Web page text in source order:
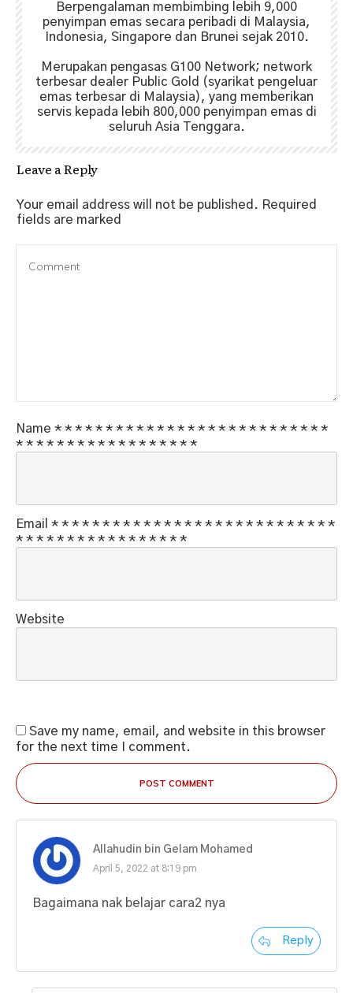
Berpengalaman membimbing lebih 9,000
penyimpan emas secara peribadi di Malaysia,
Indonesia, Singapore dan Brunei sejak 2010.
Merupakan pengasas G100 Network; network
terbesar dealer Public Gold (syarikat pengeluar
emas terbesar di Malaysia), yang memberikan
servis kepada lebih 800,000 penyimpan emas di
seluruh Asia Tenggara.
Leave a Reply
Your email address will not be published. Required
fields are marked
Name * * * * * * * * * * * * * * * * * * * * * * * * * * *
* * * * * * * * * * * * * * * * * *
Email * * * * * * * * * * * * * * * * * * * * * * * * * * * *
* * * * * * * * * * * * * * * * *
Website
Save my name, email, and website in this browser
for the next time I comment.
POST COMMENT
Allahudin bin Gelam Mohamed
April 5, 2022 at 8:19 pm
Bagaimana nak belajar cara2 nya
Reply